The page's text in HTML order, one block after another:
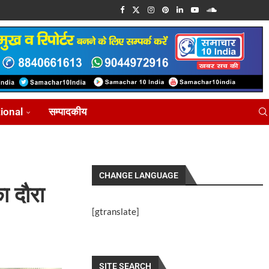
सम्पादकीय
दौरा
CHANGE LANGUAGE
[gtranslate]
SITE SEARCH